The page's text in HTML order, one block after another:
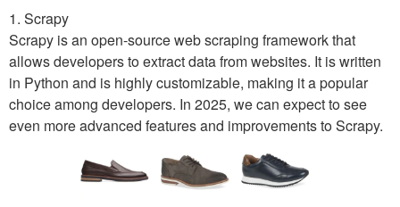
1. Scrapy
Scrapy is an open-source web scraping framework that
allows developers to extract data from websites. It is written
in Python and is highly customizable, making it a popular
choice among developers. In 2025, we can expect to see
even more advanced features and improvements to Scrapy.